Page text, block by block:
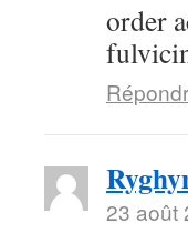
order
23 août